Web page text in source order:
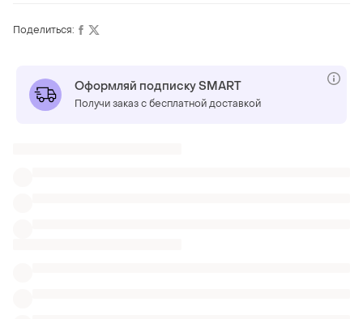
Поделиться:
Оформляй подписку SMART
Получи заказ с бесплатной доставкой